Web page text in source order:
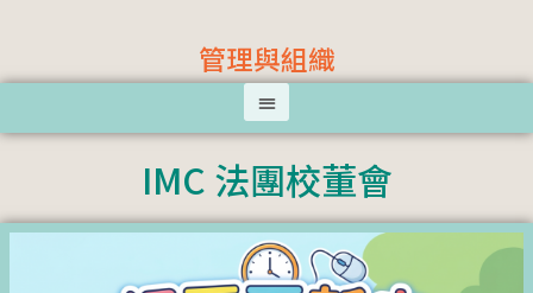
管理與組織
IMC 法團校董會